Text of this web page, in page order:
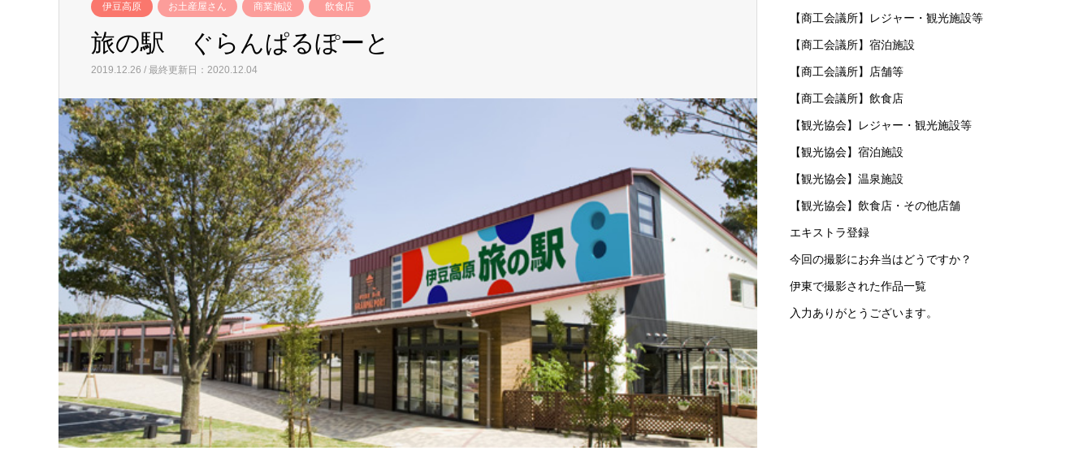
伊豆高原 お土産屋さん 商業施設 飲食店
旅の駅 ぐらんぱるぽーと
2019.12.26 / 最終更新日：2020.12.04
【商工会議所】レジャー・観光施設等
【商工会議所】宿泊施設
【商工会議所】店舗等
【商工会議所】飲食店
【観光協会】レジャー・観光施設等
【観光協会】宿泊施設
【観光協会】温泉施設
【観光協会】飲食店・その他店舗
エキストラ登録
今回の撮影にお弁当はどうですか？
伊東で撮影された作品一覧
入力ありがとうございます。